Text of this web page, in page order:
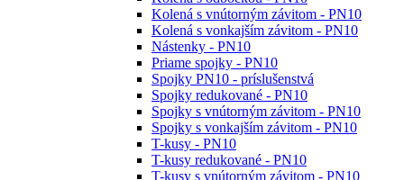
Kolená s vnútorným závitom - PN10
Kolená s vonkajším závitom - PN10
Nástenky - PN10
Priame spojky - PN10
Spojky PN10 - príslušenstvá
Spojky redukované - PN10
Spojky s vnútorným závitom - PN10
Spojky s vonkajším závitom - PN10
T-kusy - PN10
T-kusy redukované - PN10
T-kusy s vnútorným závitom - PN10